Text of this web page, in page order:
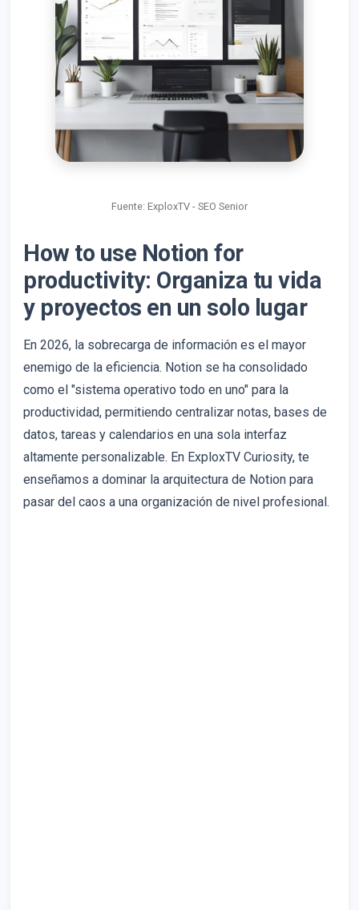
Fuente: ExploxTV - SEO Senior
How to use Notion for
productivity: Organiza tu vida
y proyectos en un solo lugar
En 2026, la sobrecarga de información es el mayor
enemigo de la eficiencia. Notion se ha consolidado
como el "sistema operativo todo en uno" para la
productividad, permitiendo centralizar notas, bases de
datos, tareas y calendarios en una sola interfaz
altamente personalizable. En ExploxTV Curiosity, te
enseñamos a dominar la arquitectura de Notion para
pasar del caos a una organización de nivel profesional.